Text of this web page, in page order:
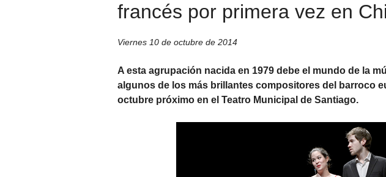
francés por primera vez en
Viernes 10 de octubre de 2014
A esta agrupación nacida en 1979 debe el mundo de la
algunos de los más brillantes compositores del barroco
octubre próximo en el Teatro Municipal de Santiago.